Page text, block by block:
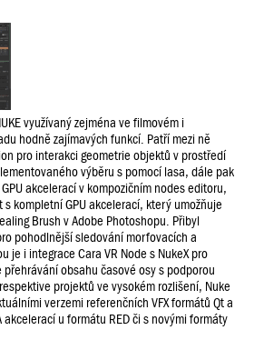
využívaný zejména ve filmovém i
hodně zajímavých funkcí. Patří mezi ně
pro interakci geometrie objektů v prostředí
výběru s pomocí lasa, dále pak
akcelerací v kompozičním nodes editoru,
kompletní GPU akcelerací, který umožňuje
Brush v Adobe Photoshopu. Přibyl
pohodlnější sledování morfovacích a
je i integrace Cara VR Node s NukeX pro
obsahu časové osy s podporou
projektů ve vysokém rozlišení, Nuke
verzemi referenčních VFX formátů Qt a
akcelerací u formátu RED či s novými formáty